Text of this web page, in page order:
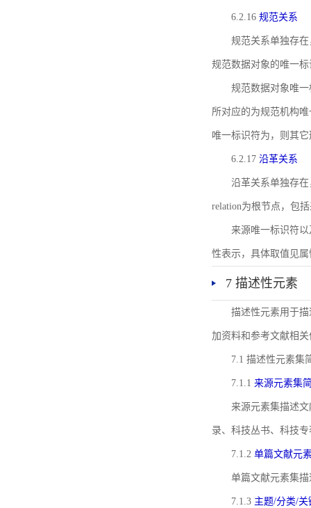
6.2.16 规范关系
规范关系单独存
规范数据对象的唯一
规范数据对象唯一
所对应的为规范机构
唯一标识符为，则其
6.2.17 沿革关系
沿革关系单独存
relation为根节点，包
来源唯一标识符以
性表示，具体取值见属
7 描述性元素
描述性元素用于
加资料和参考文献相
7.1 描述性元素集
7.1.1 来源元素集
来源元素集描述
录、科技丛书、科技
7.1.2 单篇文献元
单篇文献元素集
7.1.3 主题/分类/